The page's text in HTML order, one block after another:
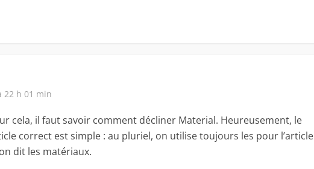
22 h 01 min
cela, il faut savoir comment décliner Material. Heureusement, le
correct est simple : au pluriel, on utilise toujours les pour l’article
dit les matériaux.